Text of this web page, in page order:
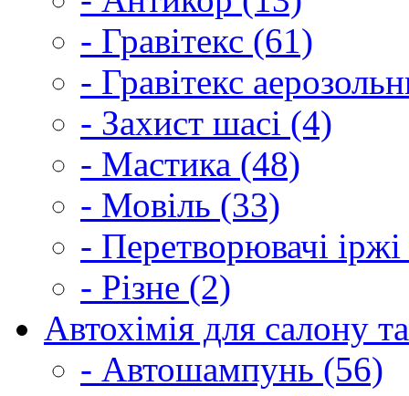
- Гравітекс (61)
- Гравітекс
- Захист шасі (4)
- Мастика (48)
- Мовіль (33)
- Перетворювачі
- Різне (2)
Автохімія для салону
- Автошампунь (56)